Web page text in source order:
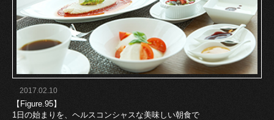
2017.02.10
【Figure.95】
1日の始まりを、ヘルスコンシャスな美味しい朝食で